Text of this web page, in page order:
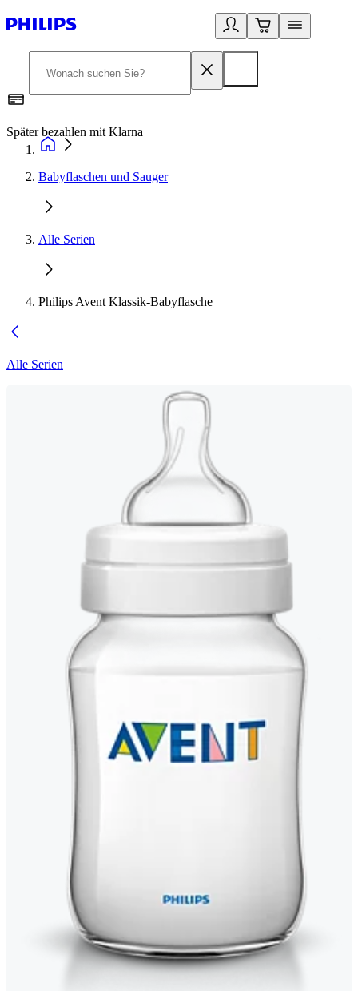
Später bezahlen mit Klarna
Babyflaschen und Sauger
Alle Serien
Philips Avent Klassik-Babyflasche
Alle Serien